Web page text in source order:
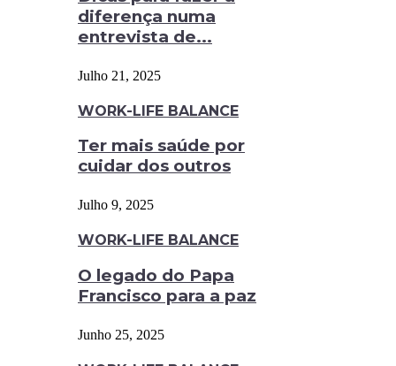
diferença numa
entrevista de...
Julho 21, 2025
WORK-LIFE BALANCE
Ter mais saúde por
cuidar dos outros
Julho 9, 2025
WORK-LIFE BALANCE
O legado do Papa
Francisco para a paz
Junho 25, 2025